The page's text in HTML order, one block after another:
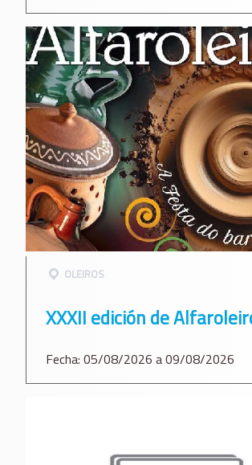
OLEIROS
XXXII edición de
Fecha: 05/08/2026 a 09/08/2026